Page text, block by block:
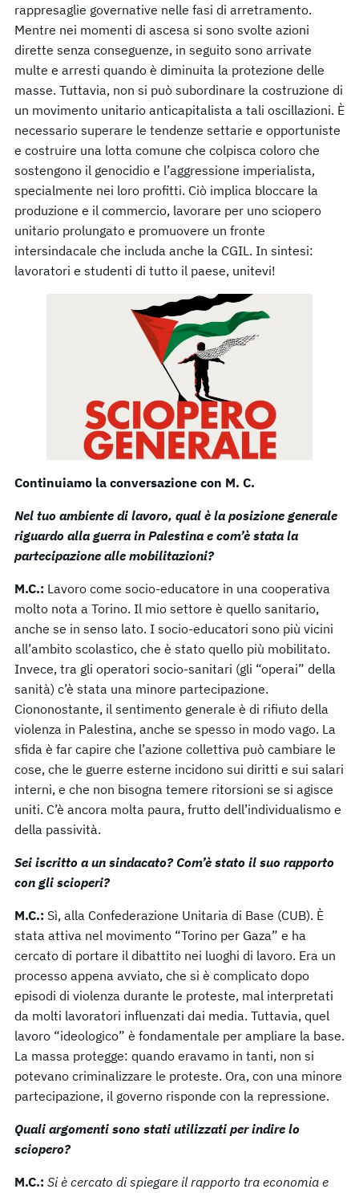
rappresaglie governative nelle fasi di arretramento.
Mentre nei momenti di ascesa si sono svolte azioni
dirette senza conseguenze, in seguito sono arrivate
multe e arresti quando è diminuita la protezione delle
masse. Tuttavia, non si può subordinare la costruzione di
un movimento unitario anticapitalista a tali oscillazioni. È
necessario superare le tendenze settarie e opportuniste
e costruire una lotta comune che colpisca coloro che
sostengono il genocidio e l’aggressione imperialista,
specialmente nei loro profitti. Ciò implica bloccare la
produzione e il commercio, lavorare per uno sciopero
unitario prolungato e promuovere un fronte
intersindacale che includa anche la CGIL. In sintesi:
lavoratori e studenti di tutto il paese, unitevi!
Continuiamo la conversazione con M. C.
Nel tuo ambiente di lavoro, qual è la posizione generale
riguardo alla guerra in Palestina e com’è stata la
partecipazione alle mobilitazioni?
M.C.: Lavoro come socio-educatore in una cooperativa
molto nota a Torino. Il mio settore è quello sanitario,
anche se in senso lato. I socio-educatori sono più vicini
all’ambito scolastico, che è stato quello più mobilitato.
Invece, tra gli operatori socio-sanitari (gli “operai” della
sanità) c’è stata una minore partecipazione.
Ciononostante, il sentimento generale è di rifiuto della
violenza in Palestina, anche se spesso in modo vago. La
sfida è far capire che l’azione collettiva può cambiare le
cose, che le guerre esterne incidono sui diritti e sui salari
interni, e che non bisogna temere ritorsioni se si agisce
uniti. C’è ancora molta paura, frutto dell’individualismo e
della passività.
Sei iscritto a un sindacato? Com’è stato il suo rapporto
con gli scioperi?
M.C.: Sì, alla Confederazione Unitaria di Base (CUB). È
stata attiva nel movimento “Torino per Gaza” e ha
cercato di portare il dibattito nei luoghi di lavoro. Era un
processo appena avviato, che si è complicato dopo
episodi di violenza durante le proteste, mal interpretati
da molti lavoratori influenzati dai media. Tuttavia, quel
lavoro “ideologico” è fondamentale per ampliare la base.
La massa protegge: quando eravamo in tanti, non si
potevano criminalizzare le proteste. Ora, con una minore
partecipazione, il governo risponde con la repressione.
Quali argomenti sono stati utilizzati per indire lo
sciopero?
M.C.: Si è cercato di spiegare il rapporto tra economia e